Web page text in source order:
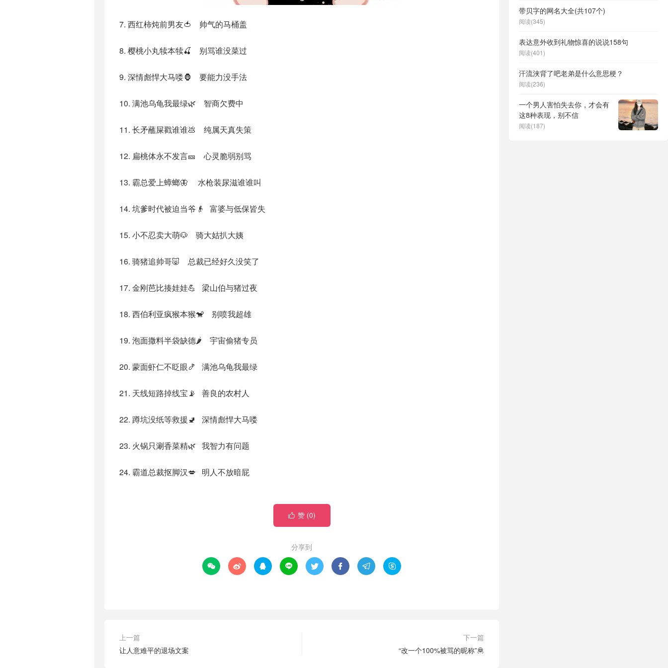
7. 西红柿炖前男友🍅 帅气的马桶盖
8. 樱桃小丸犊本犊🍒 别骂谁没菜过
9. 深情彪悍大马喽🦍 要能力没手法
10. 满池乌龟我最绿🌿 智商欠费中
11. 长矛蘸屎戳谁谁💩 纯属天真失策
12. 扁桃体永不发言🎫 心灵脆弱别骂
13. 霸总爱上蟑螂🦋 水枪装尿滋谁谁叫
14. 坑爹时代被迫当爷👴 富婆与低保皆失
15. 小不忍卖大萌🐶 骑大姑扒大姨
16. 骑猪追帅哥🐷 总裁已经好久没笑了
17. 金刚芭比揍娃娃💪 梁山伯与猪过夜
18. 西伯利亚疯猴本猴🐒 别喷我超雄
19. 泡面撒料半袋缺德🌶️ 宇宙偷猪专员
20. 蒙面虾仁不眨眼🍤 满池乌龟我最绿
21. 天线短路掉线宝📡 善良的农村人
22. 蹲坑没纸等救援🚽 深情彪悍大马喽
23. 火锅只涮香菜精🌿 我智力有问题
24. 霸道总裁抠脚汉💋 明人不放暗屁
 赞 (0)
分享到
       
上一篇
让人意难平的退场文案
下一篇
“改一个100%被骂的昵称”🦧
带贝字的网名大全(共107个)
阅读(345)
表达意外收到礼物惊喜的说说158句
阅读(401)
汗流浃背了吧老弟是什么意思梗？
阅读(236)
一个男人害怕失去你，才会有
这8种表现，别不信
阅读(187)